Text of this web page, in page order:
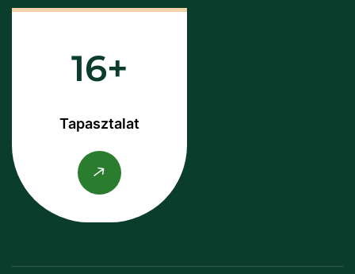
16
Tapasztalat